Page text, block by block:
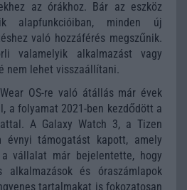
az órákhoz. Bár az eszköz
alapfunkcióiban, minden új
való hozzáférés megszűnik.
valamelyik alkalmazást vagy
nem lehet visszaállítani.
OS-re való átállás már évek
a folyamat 2021-ben kezdődött a
A Galaxy Watch 3, a Tizen
évnyi támogatást kapott, amely
vállalat már bejelentette, hogy
és óraszámlapok
tartalmakat is fokozatosan